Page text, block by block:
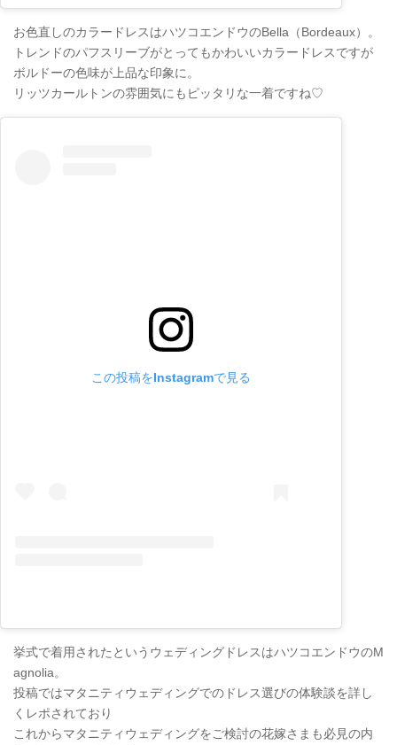
お色直しのカラードレスはハツコエンドウのBella（Bordeaux）。
トレンドのパフスリーブがとってもかわいいカラードレスですが
ボルドーの色味が上品な印象に。
リッツカールトンの雰囲気にもピッタリな一着ですね♡
この投稿をInstagramで見る
挙式で着用されたというウェディングドレスはハツコエンドウのM
agnolia。
投稿ではマタニティウェディングでのドレス選びの体験談を詳し
くレポされており
これからマタニティウェディングをご検討の花嫁さまも必見の内